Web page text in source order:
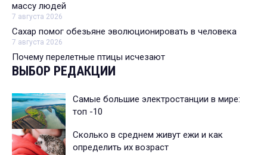
массу людей
7 августа 2026
Сахар помог обезьяне эволюционировать в человека
7 августа 2026
Почему перелетные птицы исчезают
ВЫБОР РЕДАКЦИИ
Самые большие электростанции в мире:
топ -10
Сколько в среднем живут ежи и как
определить их возраст